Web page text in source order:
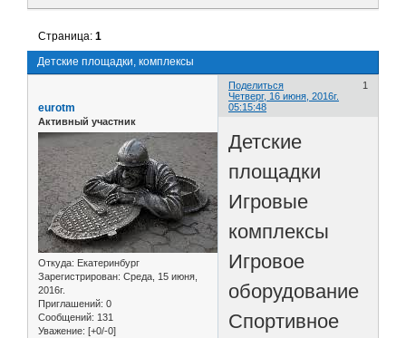
Детские площадки, комплексы
Страница:1
Поделиться
1
Четверг, 16 июня, 2016г.
05:15:48
eurotm
Активный участник
Откуда: Екатеринбург
Зарегистрирован: Среда, 15 июня,
2016г.
Приглашений: 0
Сообщений: 131
Уважение: [+0/-0]
Детские
площадки
Игровые
комплексы
Игровое
оборудование
Спортивное